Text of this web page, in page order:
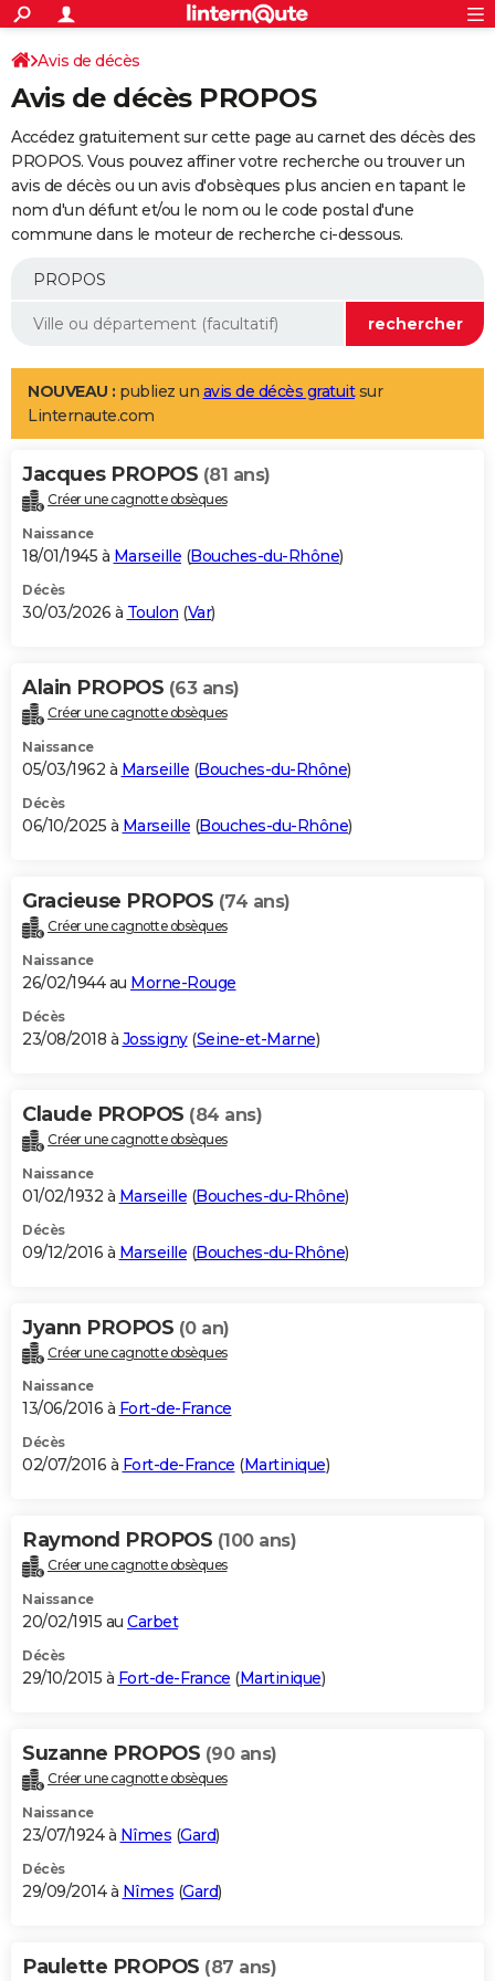
ACTUALITÉS
Politique
Société
Faits Divers
Education
Monde
Villes
+
SPORT
Coupe du monde 2026
Football
Tennis
Cyclisme
Rugby
Forum
Programme TV
TNT
Streaming
Cinéma
Sorties cinéma
Musique
+
FINANCE
Retraite
Epargne
Immobilier
Risques naturels par ville
Banque
Assurance
AUTO
Essais
Réserver un essai
Citadines
Berlines
SUV
Forum auto
+
Mobiles
Meilleur smartphone
Internet
Ordinateurs
Jeux vidéo
Guide high-tech
Aménagement intérieur
LIFESTYLE
Art de vivre
Bien-être
Loisirs
Mode
Modes de vie
Alimentation
Guide de la santé
Maladies
Médicaments
Sommeil
VOYAGE
Destinations
City break
Voyage nature
Voyage de noces
Forum
Climat
+PHOTO
GUIDES D'ACHAT
BONS PLANS
Carte de Noël
Carte Bonne année
Carte Saint-Valentin
Carte Pâques
Carte d'anniversaire
DICTIONNAIRE
Dictionnaire
Biographies
Citations
Expressions
Proverbes
PROGRAMME TV
S'inscrire
Se connecter
Lycées
Collèges
Primaires
Universités
Entreprises
Service militaire
Avis de recherche
AVIS DE DÉCÈS
Bricolage
Lifestyle
Culture
Sport
Auto
Television
Voyage
Cinema
Avis de décès
Avis de décès PROPOS
Accédez gratuitement sur cette page au carnet des décès des
PROPOS. Vous pouvez affiner votre recherche ou trouver un
avis de décès ou un avis d'obsèques plus ancien en tapant le
nom d'un défunt et/ou le nom ou le code postal d'une
commune dans le moteur de recherche ci-dessous.
NOUVEAU : publiez un avis de décès gratuitsur
Linternaute.com
Jacques PROPOS (81 ans)
Créer une cagnotte obsèques
Naissance
18/01/1945 à Marseille (Bouches-du-Rhône)
Décès
30/03/2026 à Toulon (Var)
Alain PROPOS (63 ans)
Créer une cagnotte obsèques
Naissance
05/03/1962 à Marseille (Bouches-du-Rhône)
Décès
06/10/2025 à Marseille (Bouches-du-Rhône)
Gracieuse PROPOS (74 ans)
Créer une cagnotte obsèques
Naissance
26/02/1944 au Morne-Rouge
Décès
23/08/2018 à Jossigny(Seine-et-Marne)
Claude PROPOS (84 ans)
Créer une cagnotte obsèques
Naissance
01/02/1932 à Marseille (Bouches-du-Rhône)
Décès
09/12/2016 à Marseille (Bouches-du-Rhône)
Jyann PROPOS (0 an)
Créer une cagnotte obsèques
Naissance
13/06/2016 à Fort-de-France
Décès
02/07/2016 à Fort-de-France (Martinique)
Raymond PROPOS (100 ans)
Créer une cagnotte obsèques
Naissance
20/02/1915 au Carbet
Décès
29/10/2015 à Fort-de-France (Martinique)
Suzanne PROPOS (90 ans)
Créer une cagnotte obsèques
Naissance
23/07/1924 à Nîmes (Gard)
Décès
29/09/2014 à Nîmes (Gard)
Paulette PROPOS (87 ans)